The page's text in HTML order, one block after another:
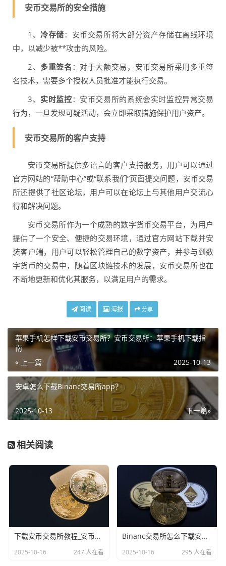
安币交易所的安全措施
1、 冷存储：安币交易所将大部分资产存储在离线环境
中，以减少被**攻击的风险。
2、 多重签名 ：对于大额交易，安币交易所采用多重签
名技术，需要多个授权人员批准才能执行交易。
3、 实时监控：安币交易所的系统会实时监控异常交易
行为，一旦发现可疑活动，会立即采取措施保护用户资产。
安币交易所的客户支持
安币交易所提供多语言的客户支持服务，用户可以通过
官方网站的“帮助中心”或“联系我们”页面提交问题，安币交易
所还提供了社区论坛，用户可以在论坛上与其他用户交流心
得和解决问题。
安币交易所作为一个成熟的数字货币交易平台，为用户
提供了一个安全、便捷的交易环境，通过官方网站下载并安
装客户端，用户可以轻松管理自己的数字资产，并参与到数
字货币的交易中，随着区块链技术的发展，安币交易所也在
不断地更新和优化其服务，以满足用户的需求。
阅读 海报 分享
苹果手机怎样下载安币交易所？安币交易所：苹果手机下载指
南
« 上一篇
2025-10-13
安卓怎么下载Binanc交易所app？
下一篇»
2025-10-13
相关阅读
下载安币交易所教程_安币Binanc交易平台App下载教程
2025-10-16 247 人在看
Binanc交易所怎么下载安装_Binanc交易所下载和安装指南
2025-10-16 295 人在看